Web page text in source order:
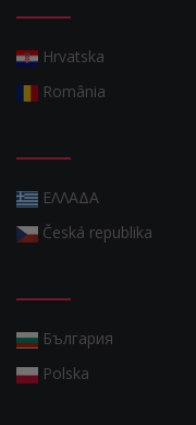
Hrvatska
România
ΕΛΛΑΔΑ
Česká republika
България
Polska